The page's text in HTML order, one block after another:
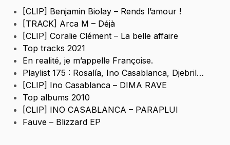
[CLIP] Benjamin Biolay – Rends l’amour !
[TRACK] Arca M – Déjà
[CLIP] Coralie Clément – La belle affaire
Top tracks 2021
En realité, je m’appelle Françoise.
Playlist 175 : Rosalía, Ino Casablanca, Djebril…
[CLIP] Ino Casablanca – DIMA RAVE
Top albums 2010
[CLIP] INO CASABLANCA – PARAPLUI
Fauve – Blizzard EP